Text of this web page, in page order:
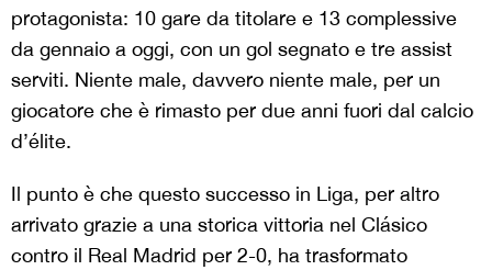
protagonista: 10 gare da titolare e 13 complessive
da gennaio a oggi, con un gol segnato e tre assist
serviti. Niente male, davvero niente male, per un
giocatore che è rimasto per due anni fuori dal calcio
d’élite.
Il punto è che questo successo in Liga, per altro
arrivato grazie a una storica vittoria nel Clásico
contro il Real Madrid per 2-0, ha trasformato